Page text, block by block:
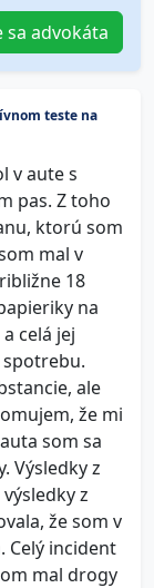
sa advokáta
teste na
v aute s
pas. Z toho
ktorú som
mal v
18
na
celá jej
ale
že mi
som sa
Výsledky z
z
že som v
Celý incident
mal drogy